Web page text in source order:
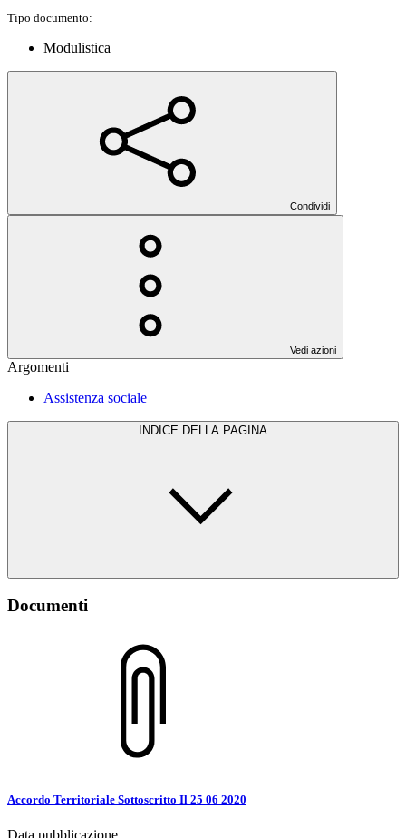
Tipo documento:
Modulistica
Condividi
Vedi azioni
Argomenti
Assistenza sociale
INDICE DELLA PAGINA
Documenti
Accordo Territoriale Sottoscritto Il 25 06 2020